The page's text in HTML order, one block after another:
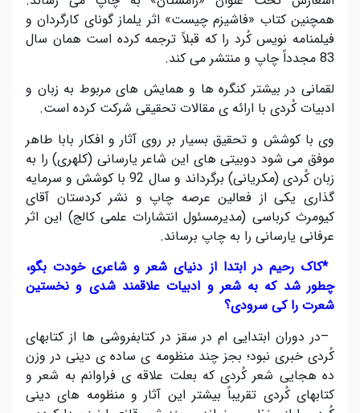
همچنین کتاب «فاشیزم چیست» اثر یلماز گونای کارگردان و
فیلمنامه نویس کُرد را که قبلاً ترجمه کرده است همان سال
83 مجدداً چاپ و منتشر می کند
.
لقمانی در بیشتر کنگره ها و همایش های مربوط به زبان و
ادبیات کُردی با ارائه ی مقالات تحقیقی شرکت کرده است.
وی با کوشش و تحقیق بسیار بر روی آثار و افکار بابا طاهر
موفق می شود دوبیتی های این شاعر یارسانی (کلهری) را به
زبان کُردی (مکریانی) برگرداند و سال 92 با کوشش و سرمایه
گذاری یکی از فعالین عرصه چاپ و نشر کردستان آقای
کیومرث کرباسی (مدیرمسئول انتشارات علمی کالج) این اثر
عرفانی یارسانی را به چاپ برساند.
*کاک رحیم در ابتدا از دنیای شعر و شاعری خودت بگو،
چطور شد که به شعر و ادبیات علاقمند شدی و نخستین
شعرت را کی سرودی؟
–در دوران ابتدایی ام در سقز در کتابفروشی ها از کتابهای
کُردی خبری نبود؛ بجز چند منظومه ی ساده ی دینی در وزن
ده هجایی شعر کُردی که بعلت علاقه ی فراوانم به شعر و
کتابهای کُردی تقریباً بیشتر این آثار و منظومه های دینی